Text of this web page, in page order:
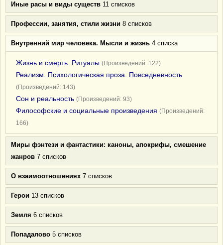
Иные расы и виды существ 11 списков
Профессии, занятия, стили жизни 8 списков
Внутренний мир человека. Мысли и жизнь 4 списка
Жизнь и смерть. Ритуалы (Произведений: 122)
Реализм. Психологическая проза. Повседневность
(Произведений: 143)
Сон и реальность (Произведений: 93)
Философские и социальные произведения (Произведений:
166)
Миры фэнтези и фантастики: каноны, апокрифы, смешение
жанров 7 списков
О взаимоотношениях 7 списков
Герои 13 списков
Земля 6 списков
Попадалово 5 списков